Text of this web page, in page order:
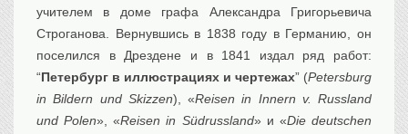
учителем в доме графа Александра Григорьевича
Строганова. Вернувшись в 1838 году в Германию, он
поселился в Дрездене и в 1841 издал ряд работ:
“Петербург в иллюстрациях и чертежах” (Petersburg
in Bildern und Skizzen), «Reisen in Innern v. Russland
und Polen», «Reisen in Südrussland» и «Die deutschen